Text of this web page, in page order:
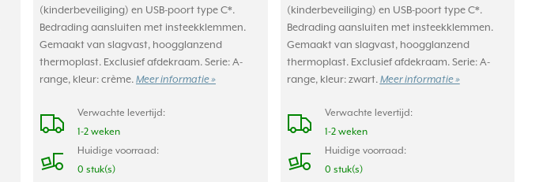
(kinderbeveiliging) en USB-poort type C*.
Bedrading aansluiten met insteekklemmen.
Gemaakt van slagvast, hoogglanzend
thermoplast. Exclusief afdekraam. Serie: A-
range, kleur: crème. Meer informatie »
Verwachte levertijd:
1-2 weken
Huidige voorraad:
0 stuk(s)
(kinderbeveiliging) en USB-poort type C*.
Bedrading aansluiten met insteekklemmen.
Gemaakt van slagvast, hoogglanzend
thermoplast. Exclusief afdekraam. Serie: A-
range, kleur: zwart. Meer informatie »
Verwachte levertijd:
1-2 weken
Huidige voorraad:
0 stuk(s)